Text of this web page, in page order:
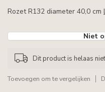
Rozet R132 diameter 40,0 cm
Niet
Dit product is helaas
Toevoegen om te vergelijken